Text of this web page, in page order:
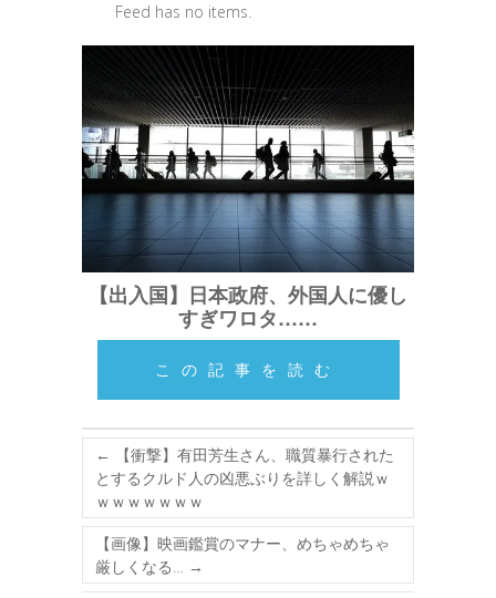
Feed has no items.
【出入国】日本政府、外国人に優し
すぎワロタ……
この記事を読む
←
【衝撃】有田芳生さん、職質暴行された
とするクルド人の凶悪ぶりを詳しく解説ｗ
ｗｗｗｗｗｗｗ
【画像】映画鑑賞のマナー、めちゃめちゃ
厳しくなる… →